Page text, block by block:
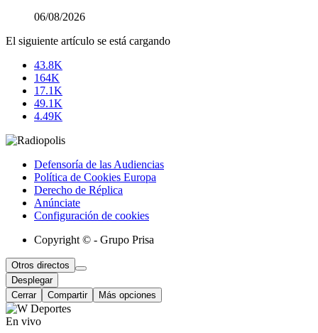
06/08/2026
El siguiente artículo se está cargando
43.8K
164K
17.1K
49.1K
4.49K
Defensoría de las Audiencias
Política de Cookies Europa
Derecho de Réplica
Anúnciate
Configuración de cookies
Copyright © - Grupo Prisa
Otros directos
Desplegar
Cerrar
Compartir Más opciones
En vivo